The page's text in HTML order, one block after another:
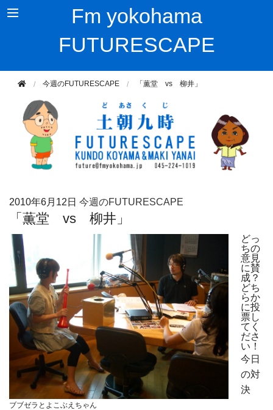
Fm yokohama
FUTURESCAPE
今週のFUTURESCAPE 「薫堂 vs 柳井」
2010年6月12日 今週のFUTURESCAPE
「薫堂 vs 柳井」
ブブゼラとよこぶえちゃん
どっ
ちの
意見
に賛
成？
どち
らか
に投
票し
てく
ださ
い！
今日
の対
決